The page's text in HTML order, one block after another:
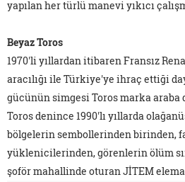
yapılan her türlü manevi yıkıcı
Beyaz Toros
1970'li yıllardan itibaren Fransız
aracılığı ile Türkiye'ye ihraç ettiği
gücünün simgesi Toros marka araba
Toros denince 1990'lı yıllarda
bölgelerin sembollerinden birinden,
yüklenicilerinden, görenlerin ölüm
şoför mahallinde oturan JİTEM